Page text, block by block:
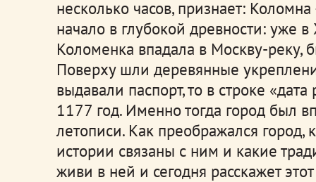
несколько часов, признает:
начало в глубокой древности: уже
Коломенка впадала в Москву-реку,
Поверху шли деревянные
выдавали паспорт, то в строке
1177 год. Именно тогда город был
летописи. Как преображался
истории связаны с ним и какие
живи в ней и сегодня расскажет